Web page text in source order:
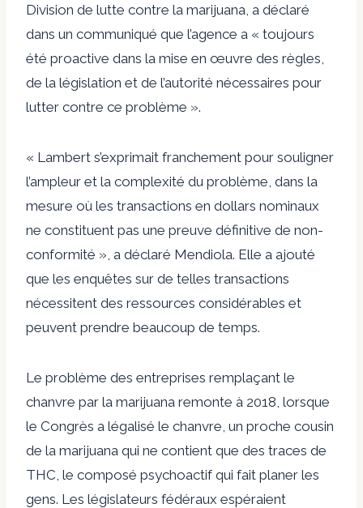
Division de lutte contre la marijuana, a déclaré
dans un communiqué que l’agence a « toujours
été proactive dans la mise en œuvre des règles,
de la législation et de l’autorité nécessaires pour
lutter contre ce problème ».
« Lambert s’exprimait franchement pour souligner
l’ampleur et la complexité du problème, dans la
mesure où les transactions en dollars nominaux
ne constituent pas une preuve définitive de non-
conformité », a déclaré Mendiola. Elle a ajouté
que les enquêtes sur de telles transactions
nécessitent des ressources considérables et
peuvent prendre beaucoup de temps.
Le problème des entreprises remplaçant le
chanvre par la marijuana remonte à 2018, lorsque
le Congrès a légalisé le chanvre, un proche cousin
de la marijuana qui ne contient que des traces de
THC, le composé psychoactif qui fait planer les
gens. Les législateurs fédéraux espéraient